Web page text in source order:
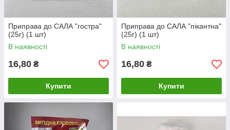
Приправа до САЛА "гостра"
(25г) (1 шт)
В наявності
16,80 ₴
Купити
Приправа до САЛА "пікантна"
(25г) (1 шт)
В наявності
16,80 ₴
Купити